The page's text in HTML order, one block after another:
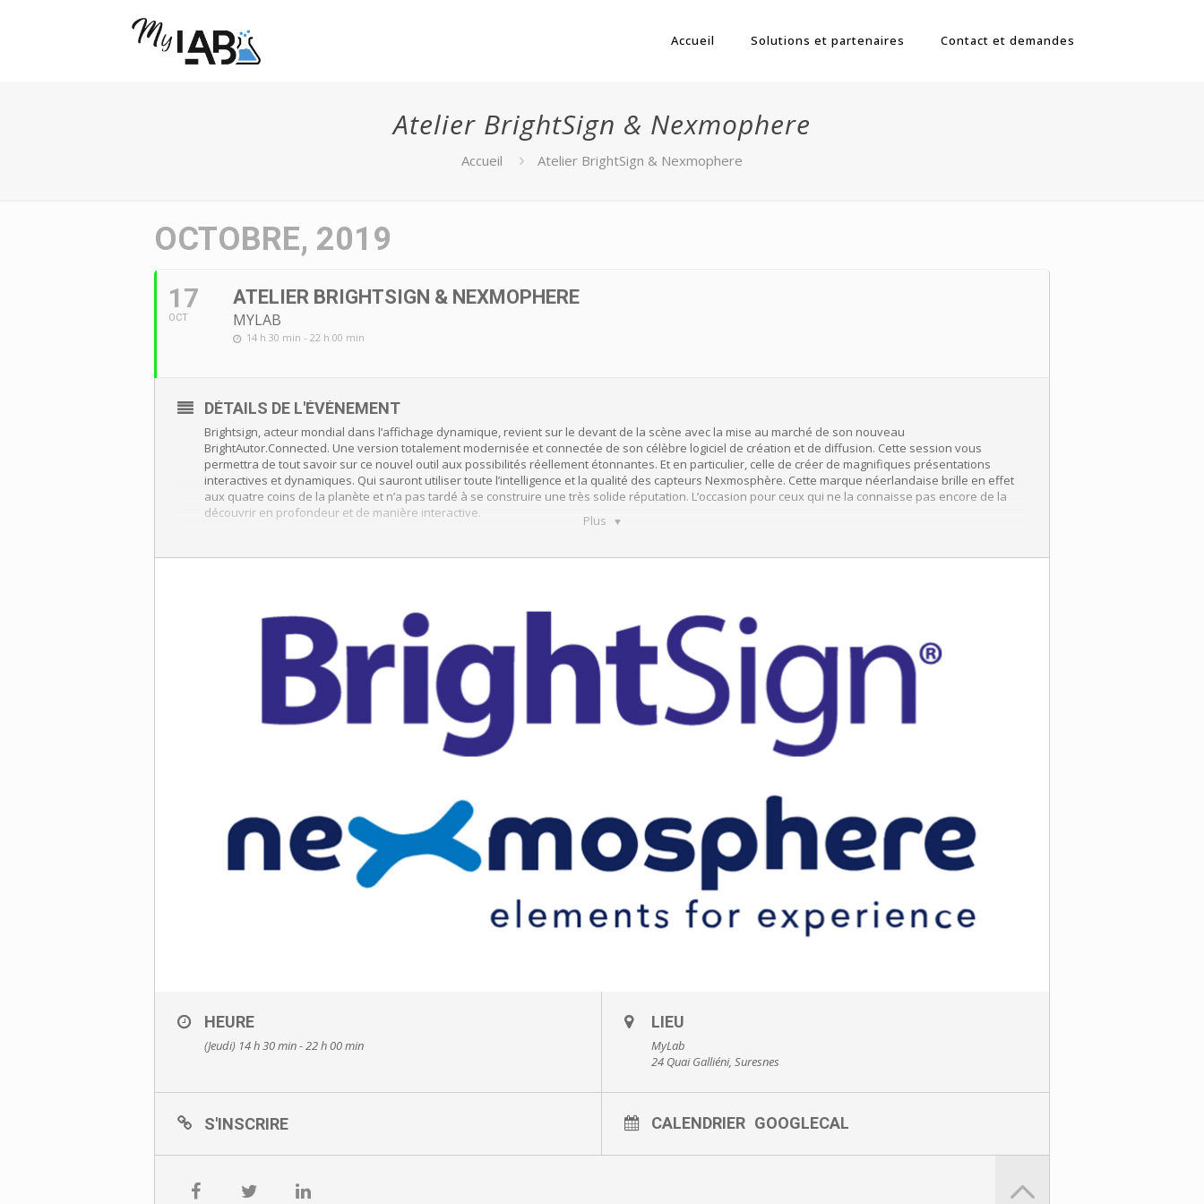
Accueil Solutions et partenaires Contact et demandes
Atelier BrightSign & Nexmophere
Accueil Atelier BrightSign & Nexmophere
OCTOBRE, 2019
17
OCT
ATELIER BRIGHTSIGN & NEXMOPHERE
MYLAB
14 h 30 min - 22 h 00 min
Plus
DÉTAILS DE L'ÉVÈNEMENT
Brightsign, acteur mondial dans l’affichage dynamique, revient sur le devant de la scène avec la mise au marché de son nouveau
BrightAutor.Connected. Une version totalement modernisée et connectée de son célèbre logiciel de création et de diffusion. Cette session vous
permettra de tout savoir sur ce nouvel outil aux possibilités réellement étonnantes. Et en particulier, celle de créer de magnifiques présentations
interactives et dynamiques. Qui sauront utiliser toute l’intelligence et la qualité des capteurs Nexmosphère. Cette marque néerlandaise brille en effet
aux quatre coins de la planète et n’a pas tardé à se construire une très solide réputation. L’occasion pour ceux qui ne la connaisse pas encore de la
découvrir en profondeur et de manière interactive.
HEURE
(Jeudi) 14 h 30 min - 22 h 00 min
LIEU
MyLab
24 Quai Galliéni, Suresnes
S'INSCRIRE CALENDRIER GOOGLECAL